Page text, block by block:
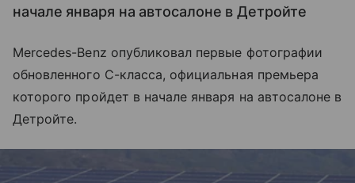
начале января на автосалоне в Детройте
Mercedes-Benz опубликовал первые фотографии
обновленного С-класса, официальная премьера
которого пройдет в начале января на автосалоне в
Детройте.